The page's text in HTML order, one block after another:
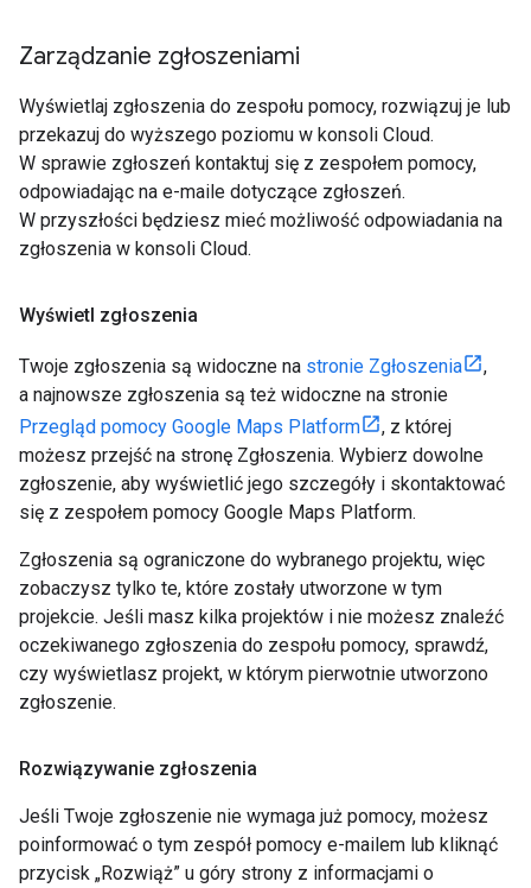
Zarządzanie zgłoszeniami
Wyświetlaj zgłoszenia do zespołu pomocy, rozwiązuj je lub
przekazuj do wyższego poziomu w konsoli Cloud.
W sprawie zgłoszeń kontaktuj się z zespołem pomocy,
odpowiadając na e-maile dotyczące zgłoszeń.
W przyszłości będziesz mieć możliwość odpowiadania na
zgłoszenia w konsoli Cloud.
Wyświetl zgłoszenia
Twoje zgłoszenia są widoczne na stronie Zgłoszenia
,
a najnowsze zgłoszenia są też widoczne na stronie
Przegląd pomocy Google Maps Platform
, z której
możesz przejść na stronę Zgłoszenia. Wybierz dowolne
zgłoszenie, aby wyświetlić jego szczegóły i skontaktować
się z zespołem pomocy Google Maps Platform.
Zgłoszenia są ograniczone do wybranego projektu, więc
zobaczysz tylko te, które zostały utworzone w tym
projekcie. Jeśli masz kilka projektów i nie możesz znaleźć
oczekiwanego zgłoszenia do zespołu pomocy, sprawdź,
czy wyświetlasz projekt, w którym pierwotnie utworzono
zgłoszenie.
Rozwiązywanie zgłoszenia
Jeśli Twoje zgłoszenie nie wymaga już pomocy, możesz
poinformować o tym zespół pomocy e-mailem lub kliknąć
przycisk „Rozwiąż” u góry strony z informacjami o